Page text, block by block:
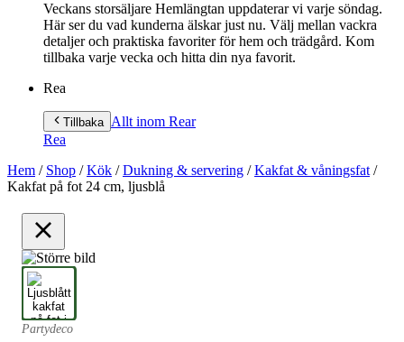
Veckans storsäljare Hemlängtan uppdaterar vi varje söndag.
Här ser du vad kunderna älskar just nu. Välj mellan vackra
detaljer och praktiska favoriter för hem och trädgård. Kom
tillbaka varje vecka och hitta din nya favorit.
Rea
Tillbaka Allt inom Rear
Rea
Hem / Shop /Kök /Dukning & servering /Kakfat & våningsfat /
Kakfat på fot 24 cm, ljusblå
Partydeco